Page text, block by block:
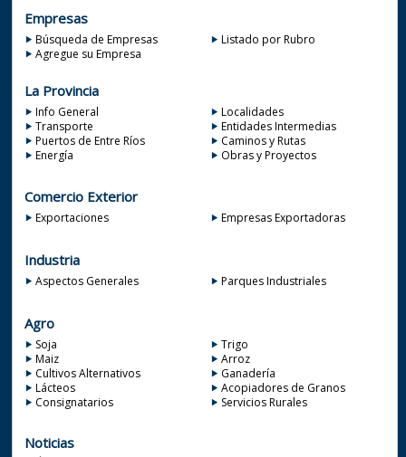
Empresas
Búsqueda de Empresas
Listado por Rubro
Agregue su Empresa
La Provincia
Info General
Localidades
Transporte
Entidades Intermedias
Puertos de Entre Ríos
Caminos y Rutas
Energía
Obras y Proyectos
Comercio Exterior
Exportaciones Empresas Exportadoras
Industria
Aspectos Generales Parques Industriales
Agro
Soja
Trigo
Maiz
Arroz
Cultivos Alternativos
Ganadería
Lácteos
Acopiadores de Granos
Consignatarios
Servicios Rurales
Noticias